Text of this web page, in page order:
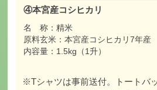
④本宮産コシヒカリ
名 称：精米
原料玄米：本宮産コシヒカリ7年産
内容量：1.5kg（1升）
※Tシャツは事前送付。トートバ